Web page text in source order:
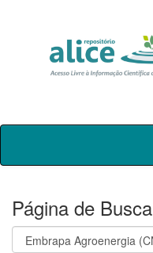
Skip
Página de Busca